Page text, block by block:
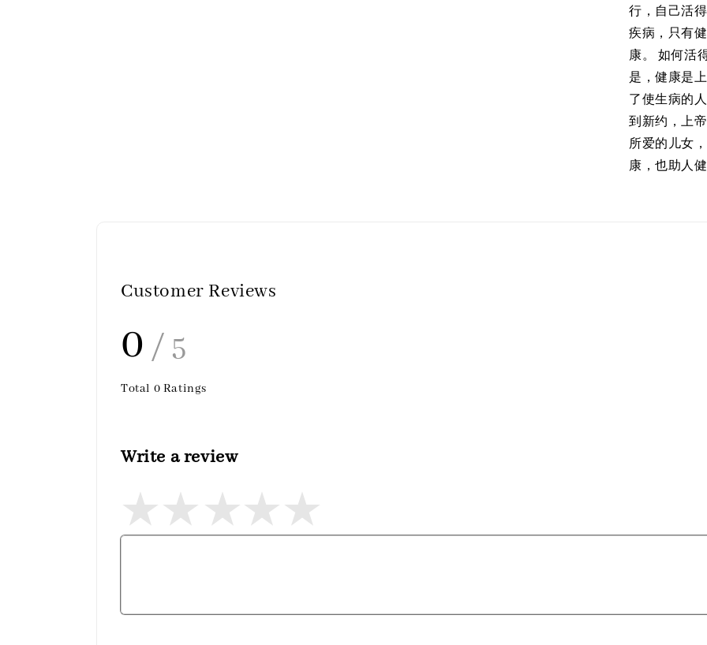
行，自己活
疾病，只有
康。 如何活
是，健康是
了使生病的
到新约，上
所爱的儿女
康，也助人
Customer Reviews
0 / 5
Total 0 Ratings
Write a review